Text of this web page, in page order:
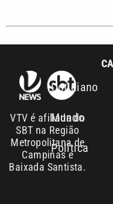
Área de
Entre em
Copyright © 2026. Todos
reservados | Empresa de